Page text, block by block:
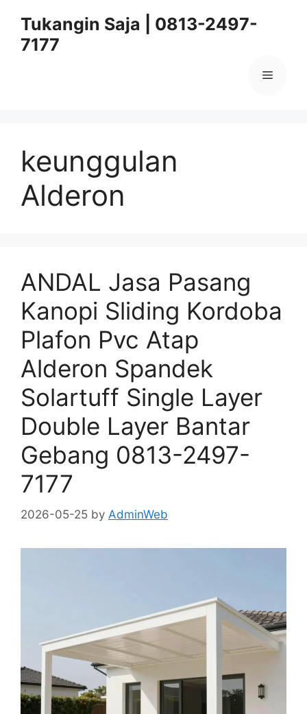
content
Tukangin Saja | 0813-2497-
7177
Menu
keunggulan
Alderon
ANDAL Jasa Pasang
Kanopi Sliding Kordoba
Plafon Pvc Atap
Alderon Spandek
Solartuff Single Layer
Double Layer Bantar
Gebang 0813-2497-
7177
2026-05-25 by AdminWeb